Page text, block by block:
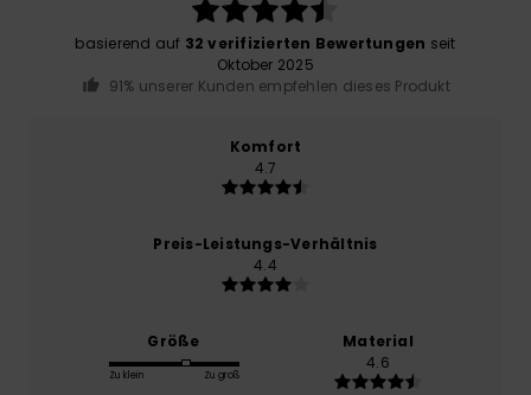
basierend auf 32 verifizierten Bewertungen seit
Oktober 2025
91% unserer Kunden empfehlen dieses Produkt
Komfort
4.7
Preis-Leistungs-Verhältnis
4.4
Größe
Zu klein Zu groß
Material
4.6